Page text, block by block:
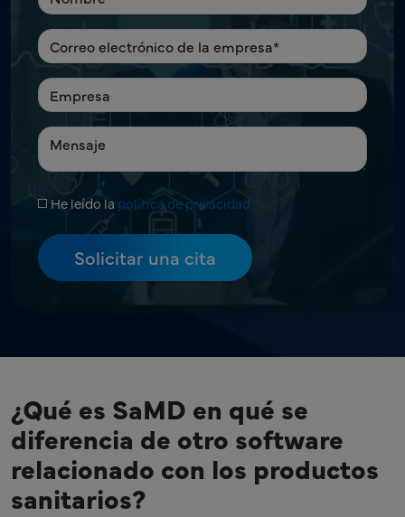
He leído la política de privacidad
¿Qué es SaMD en qué se
diferencia de otro software
relacionado con los productos
sanitarios?